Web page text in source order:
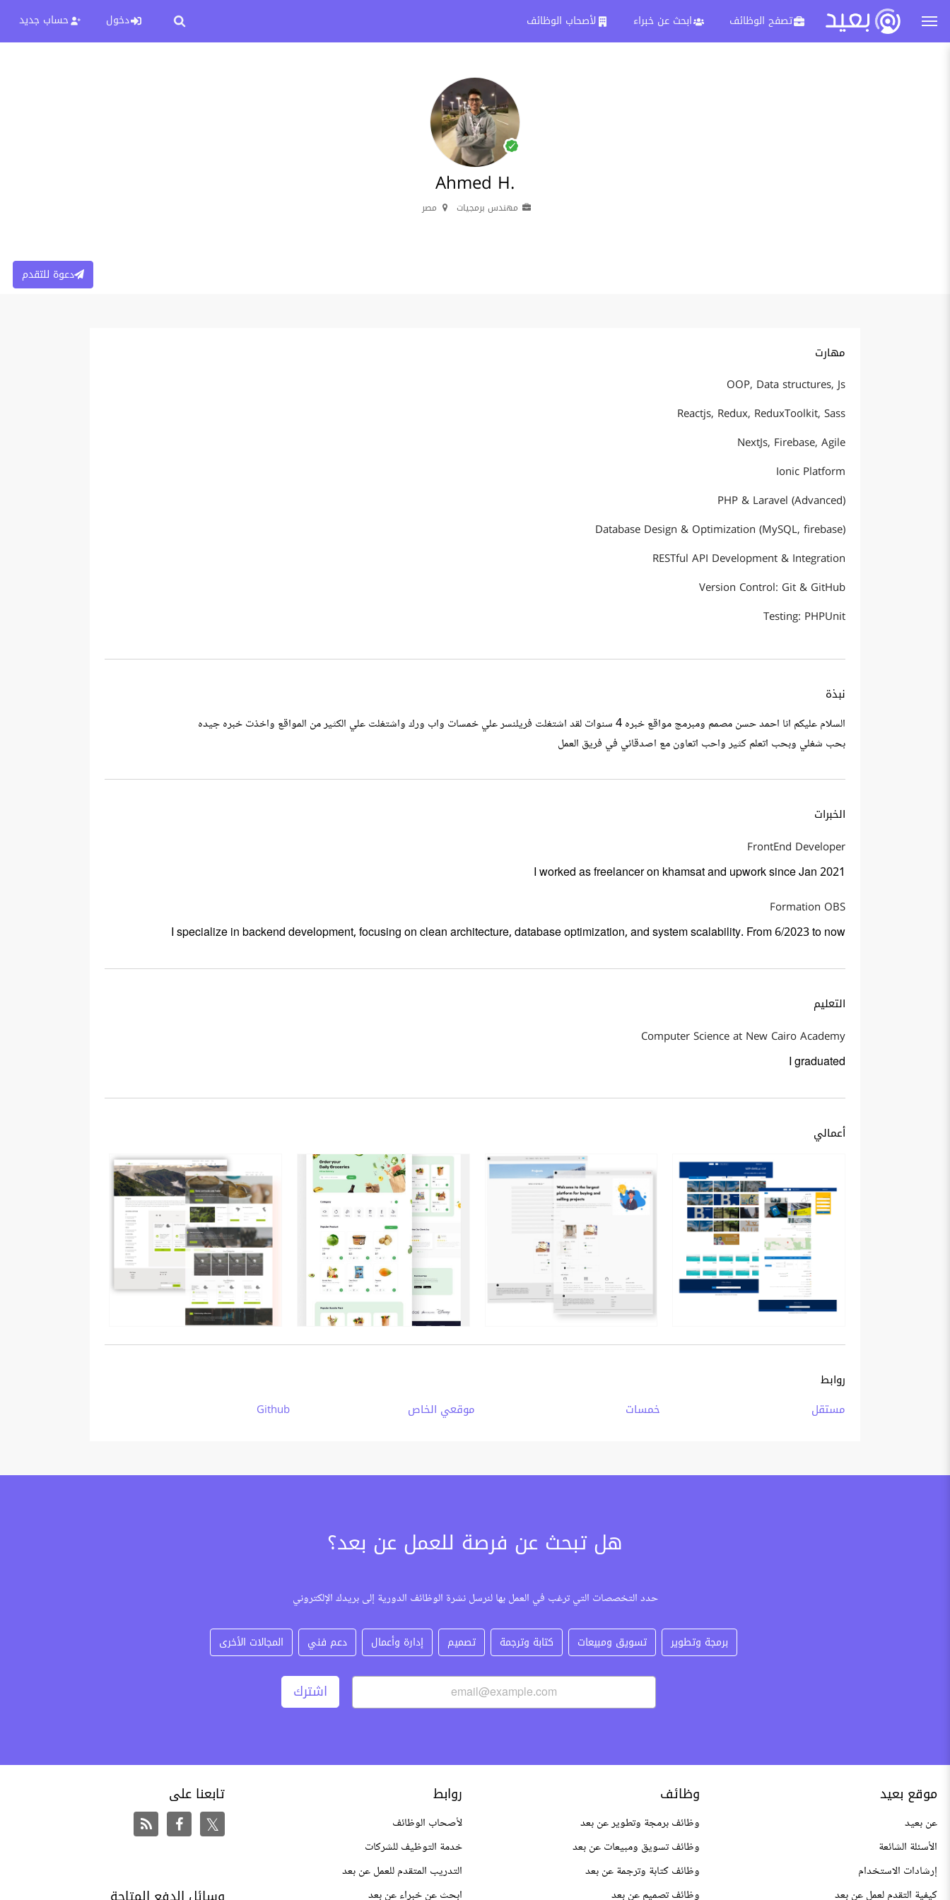
تصفح الوظائف ابحث عن خبراء لأصحاب الوظائف دخول حساب جديد
Ahmed H.
مهندس برمجيات مصر
دعوة للتقدم
مهارت
OOP, Data structures, Js
Reactjs, Redux, ReduxToolkit, Sass
NextJs, Firebase, Agile
Ionic Platform
PHP & Laravel (Advanced)
Database Design & Optimization (MySQL, firebase)
RESTful API Development & Integration
Version Control: Git & GitHub
Testing: PHPUnit
نبذة
السلام عليكم انا احمد حسن مصمم ومبرمج مواقع خبره 4 سنوات لقد اشتغلت فريلنسر علي خمسات واب ورك واشتغلت علي الكثير من المواقع واخذت خبره جيده
بحب شغلي وبحب اتعلم كثير واحب اتعاون مع اصدقائي في فريق العمل
الخبرات
FrontEnd Developer
I worked as freelancer on khamsat and upwork since Jan 2021
Formation OBS
I specialize in backend development, focusing on clean architecture, database optimization, and system scalability. From 6/2023 to now
التعليم
Computer Science at New Cairo Academy
I graduated
أعمالي
روابط
مستقل
خمسات موقعي الخاص Github
هل تبحث عن فرصة للعمل عن بعد؟
حدد التخصصات التي ترغب في العمل بها لنرسل نشرة الوظائف الدورية إلى بريدك الإلكتروني
برمجة وتطوير تسويق ومبيعات كتابة وترجمة تصميم إدارة وأعمال دعم فني المجالات الأخرى
اشترك
موقع بعيد
عن بعيد
الأسئلة الشائعة
إرشادات الاستخدام
كيفية التقدم لعمل عن بعد
وظائف
وظائف برمجة وتطوير عن بعد
وظائف تسويق ومبيعات عن بعد
وظائف كتابة وترجمة عن بعد
وظائف تصميم عن بعد
روابط
لأصحاب الوظائف
خدمة التوظيف للشركات
التدريب المتقدم للعمل عن بعد
ابحث عن خبراء عن بعد
تابعنا على